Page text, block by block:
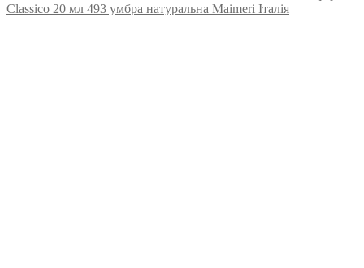
Classico 20 мл 493 умбра натуральна Maimeri Італія